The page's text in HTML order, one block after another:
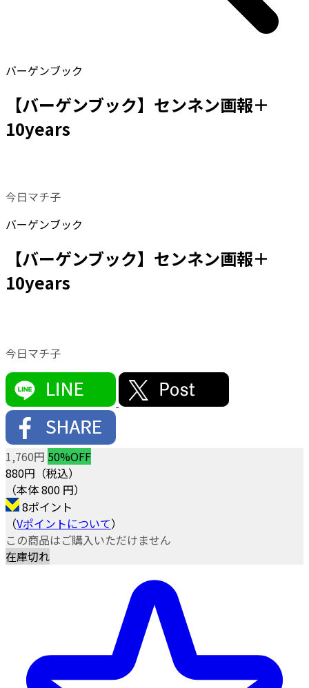
バーゲンブック
【バーゲンブック】センネン画報＋
10years
今日マチ子
バーゲンブック
【バーゲンブック】センネン画報＋
10years
今日マチ子
1,760円 50%OFF
880円（税込）
（本体 800 円）
8ポイント
（Vポイントについて）
この商品はご購入いただけません
在庫切れ